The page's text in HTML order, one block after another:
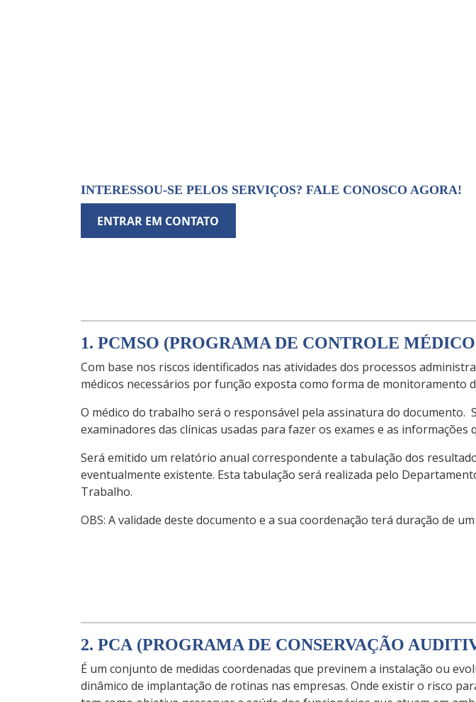
INTERESSOU-SE PELOS SERVIÇOS? FALE CONOSCO AGORA!
ENTRAR EM CONTATO
1. PCMSO (PROGRAMA DE CONTROLE
Com base nos riscos identificados nas atividades dos processos
médicos necessários por função exposta como forma de monitoramento
O médico do trabalho será o responsável pela assinatura do documento.
examinadores das clínicas usadas para fazer os exames e as informações
Será emitido um relatório anual correspondente a tabulação dos
eventualmente existente. Esta tabulação será realizada pelo
Trabalho.
OBS: A validade deste documento e a sua coordenação terá duração de
2. PCA (PROGRAMA DE CONSERVAÇÃO
É um conjunto de medidas coordenadas que previnem a instalação ou
dinâmico de implantação de rotinas nas empresas. Onde existir o risco